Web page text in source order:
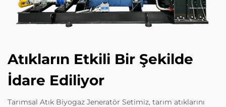
Atıkların Etkili Bir Şekilde
İdare Ediliyor
Tarımsal Atık Biyogaz Jeneratör Setimiz, tarım atıklarını